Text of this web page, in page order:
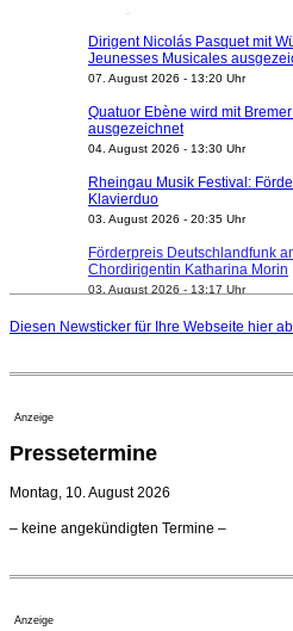
Jeunesses Musicales
07. August 2026 - 13:20 Uhr
ausgezeichnet
04. August 2026 - 13:30 Uhr
Klavierduo
03. August 2026 - 20:35 Uhr
Chordirigentin Katharina Morin
03. August 2026 - 13:17 Uhr
startet
Elena Tzavara wird neue
Regensburger
geht 2027
verlängert bis 2030
Diesen Newsticker für Ihre Webseite hier
Anzeige
Pressetermine
Montag, 10. August 2026
– keine angekündigten Termine –
Anzeige